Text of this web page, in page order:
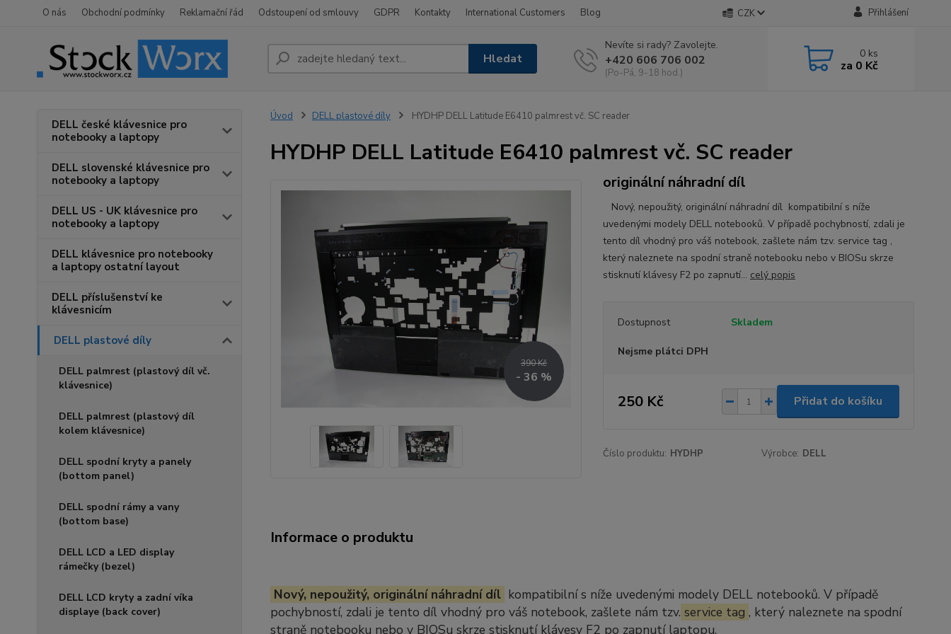
O nás Obchodní podmínky Reklamační řád Odstoupení od smlouvy GDPR Kontakty International Customers Blog CZK Přihlášení
Hledat
Nevíte si rady? Zavolejte.
+420 606 706 002
(Po-Pá, 9-18 hod.)
0 ks
za 0 Kč
DELL české klávesnice pro
notebooky a laptopy
DELL slovenské klávesnice pro
notebooky a laptopy
DELL US - UK klávesnice pro
notebooky a laptopy
DELL klávesnice pro notebooky
a laptopy ostatní layout
DELL příslušenství ke
klávesnicím
DELL plastové díly
DELL palmrest (plastový díl vč.
klávesnice)
DELL palmrest (plastový díl
kolem klávesnice)
DELL spodní kryty a panely
(bottom panel)
DELL spodní rámy a vany
(bottom base)
DELL LCD a LED display
rámečky (bezel)
DELL LCD kryty a zadní víka
displaye (back cover)
Úvod DELL plastové díly HYDHP DELL Latitude E6410 palmrest vč. SC reader
HYDHP DELL Latitude E6410 palmrest vč. SC reader
390 Kč
- 36 %
originální náhradní díl
Nový, nepoužitý, originální náhradní díl kompatibilní s níže
uvedenými modely DELL notebooků. V případě pochybností, zdali je
tento díl vhodný pro váš notebook, zašlete nám tzv. service tag ,
který naleznete na spodní straně notebooku nebo v BIOSu skrze
stisknutí klávesy F2 po zapnutí... celý popis
Dostupnost Skladem
Nejsme plátci DPH
250 Kč Přidat do košíku
Číslo produktu: HYDHP Výrobce: DELL
Informace o produktu
Nový, nepoužitý, originální náhradní díl kompatibilní s níže uvedenými modely DELL notebooků. V případě
pochybností, zdali je tento díl vhodný pro váš notebook, zašlete nám tzv. service tag , který naleznete na spodní
straně notebooku nebo v BIOSu skrze stisknutí klávesy F2 po zapnutí laptopu.